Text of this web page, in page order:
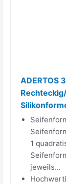
ADERTOS
1
jeweils...